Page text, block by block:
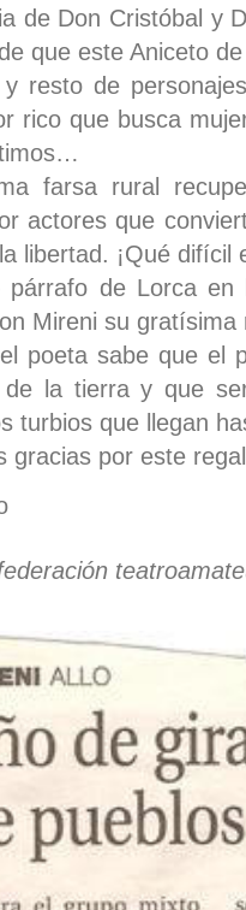
de Don Cristóbal y
que este Aniceto
resto de
rico que busca
farsa rural
actores que
libertad. ¡Qué difícil
párrafo de Lorca en
Mireni su gratísima
poeta sabe que el
de la tierra y que
turbios que llegan
gracias por este